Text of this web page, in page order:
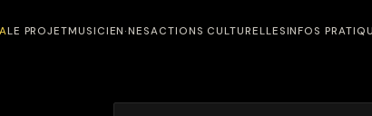
LE PROJETMUSICIEN·NESACTIONS CULTURELLESINFOS